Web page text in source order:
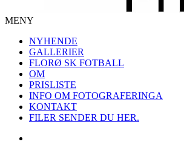
MENY
NYHENDE
GALLERIER
FLORØ SK FOTBALL
OM
PRISLISTE
INFO OM FOTOGRAFERINGA
KONTAKT
FILER SENDER DU HER.